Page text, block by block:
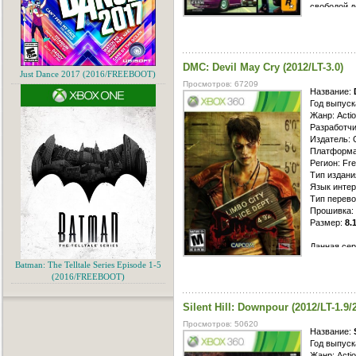
свободой
сюжетных
для этого
пришлось
и
DMC: Devil May Cry (2012/LT-3.0)
Просмотров: 67209
Название:
Год
Жанр:
Издатель:
Регион:
Тип
Язык
Тип
Прошивка:
Размер:
Данная
более
как
общий
трудилась
Silent Hill: Downpour (2012/LT-1.9/
Просмотров: 50620
Название:
Год
Just Dance 2017 (2016/FREEBOOT)
Batman: The Telltale Series Episode 1-5
(2016/FREEBOOT)